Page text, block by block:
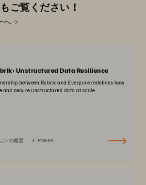
ご覧ください！
へ
Unstructured Data Resilience
between Rubrik and Everpure redefines how
and secure unstructured data at scale.
ンの概要 3 PAGES